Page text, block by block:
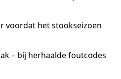
voordat het stookseizoen
– bij herhaalde foutcodes